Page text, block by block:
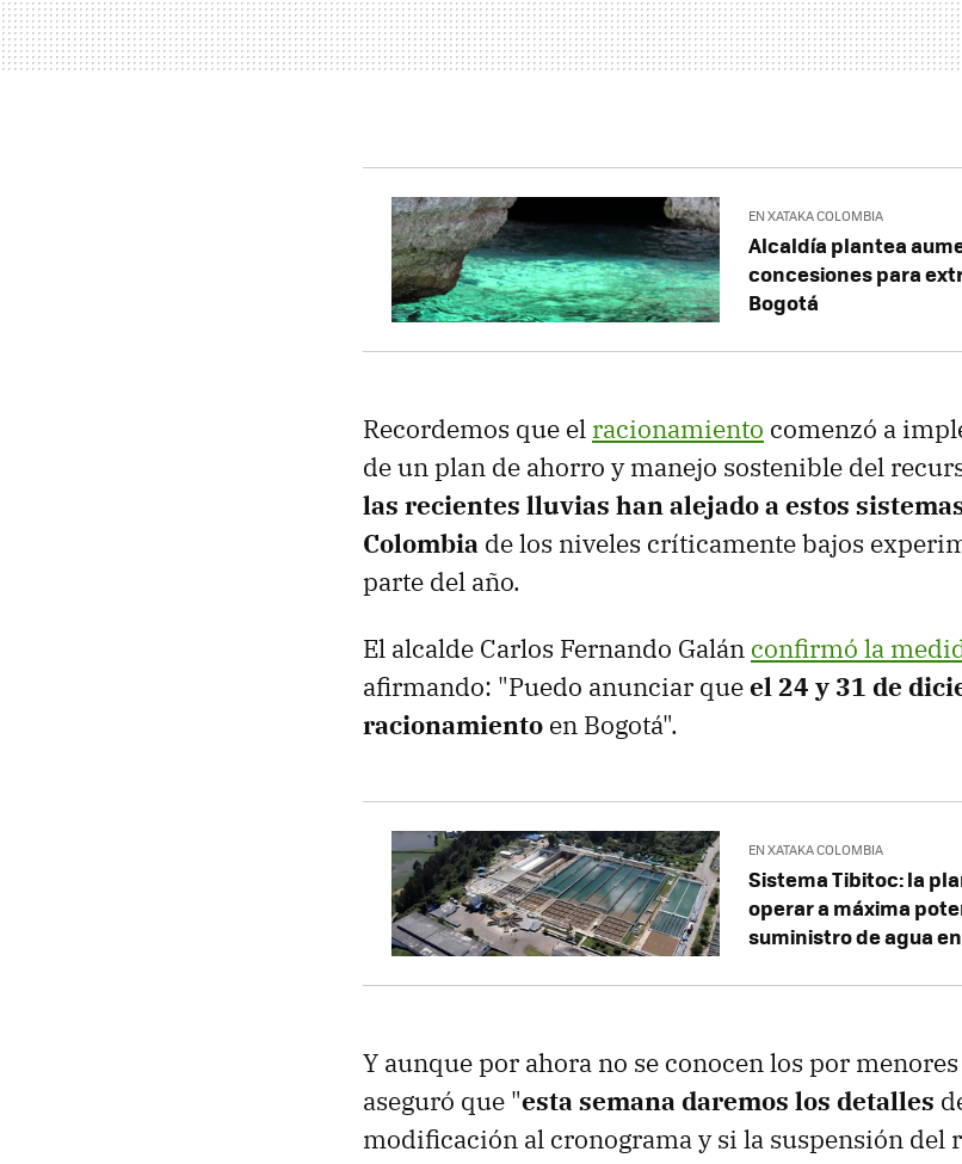
EN XATAKA COLOMBIA
Alcaldía plantea
concesiones para
Bogotá
Recordemos que el racionamiento comenzó a
de un plan de ahorro y manejo sostenible del
las recientes lluvias han alejado a estos
Colombia de los niveles críticamente bajos
parte del año.
El alcalde Carlos Fernando Galán confirmó la
afirmando: "Puedo anunciar queel 24 y 31 de
racionamiento en Bogotá".
EN XATAKA COLOMBIA
Sistema Tibitoc: la
operar a máxima
suministro de agua
Y aunque por ahora no se conocen los por
aseguró que "esta semana daremos los detalles
modificación al cronograma y si la suspensión